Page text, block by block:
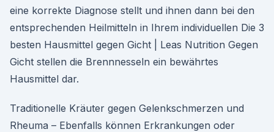
eine korrekte Diagnose stellt und ihnen dann bei den
entsprechenden Heilmitteln in Ihrem individuellen Die 3
besten Hausmittel gegen Gicht | Leas Nutrition Gegen
Gicht stellen die Brennnesseln ein bewährtes
Hausmittel dar.
Traditionelle Kräuter gegen Gelenkschmerzen und
Rheuma – Ebenfalls können Erkrankungen oder